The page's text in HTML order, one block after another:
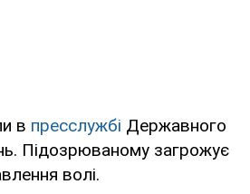
в пресслужбі Державного
Підозрюваному загрожує
волі.